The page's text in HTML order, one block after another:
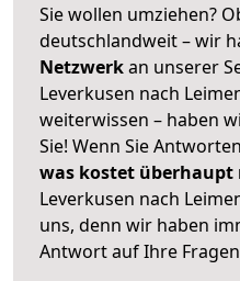
Sie wollen umziehen?
deutschlandweit – wir
Netzwerkan unserer
Leverkusen nach
weiterwissen – haben
Sie! Wenn Sie
was kostet überhaupt
Leverkusen nach
uns, denn wir haben
Antwort auf Ihre